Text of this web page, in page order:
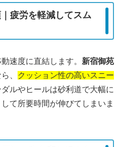
疲労を軽減してスム
速度に直結します。 新宿御苑
、
クッション性の高いスニー
ルやヒールは砂利道で大幅に
て所要時間が伸びてしまいま